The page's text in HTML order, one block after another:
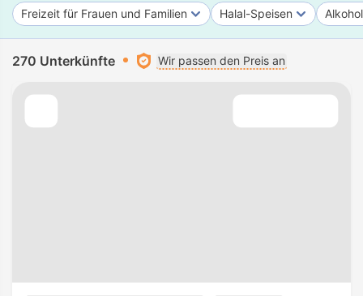
Freizeit für Frauen und Familien Halal-Speisen
270 Unterkünfte Wir passen den Preis an